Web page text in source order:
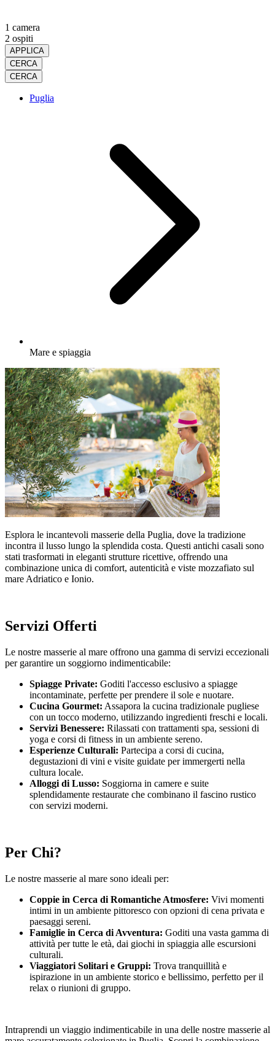
1 camera
2 ospiti
APPLICA
CERCA
CERCA
Puglia
Mare e spiaggia
Esplora le incantevoli masserie della Puglia, dove la tradizione
incontra il lusso lungo la splendida costa. Questi antichi casali sono
stati trasformati in eleganti strutture ricettive, offrendo una
combinazione unica di comfort, autenticità e viste mozzafiato sul
mare Adriatico e Ionio.
Servizi Offerti
Le nostre masserie al mare offrono una gamma di servizi eccezionali
per garantire un soggiorno indimenticabile:
Spiagge Private: Goditi l'accesso esclusivo a spiagge
incontaminate, perfette per prendere il sole e nuotare.
Cucina Gourmet: Assapora la cucina tradizionale pugliese
con un tocco moderno, utilizzando ingredienti freschi e locali.
Servizi Benessere: Rilassati con trattamenti spa, sessioni di
yoga e corsi di fitness in un ambiente sereno.
Esperienze Culturali: Partecipa a corsi di cucina,
degustazioni di vini e visite guidate per immergerti nella
cultura locale.
Alloggi di Lusso: Soggiorna in camere e suite
splendidamente restaurate che combinano il fascino rustico
con servizi moderni.
Per Chi?
Le nostre masserie al mare sono ideali per:
Coppie in Cerca di Romantiche Atmosfere: Vivi momenti
intimi in un ambiente pittoresco con opzioni di cena privata e
paesaggi sereni.
Famiglie in Cerca di Avventura: Goditi una vasta gamma di
attività per tutte le età, dai giochi in spiaggia alle escursioni
culturali.
Viaggiatori Solitari e Gruppi: Trova tranquillità e
ispirazione in un ambiente storico e bellissimo, perfetto per il
relax o riunioni di gruppo.
Intraprendi un viaggio indimenticabile in una delle nostre masserie al